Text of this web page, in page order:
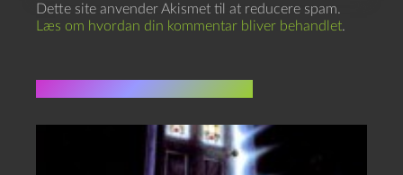
Dette site anvender Akismet til at reducere spam.
Læs om hvordan din kommentar bliver behandlet.